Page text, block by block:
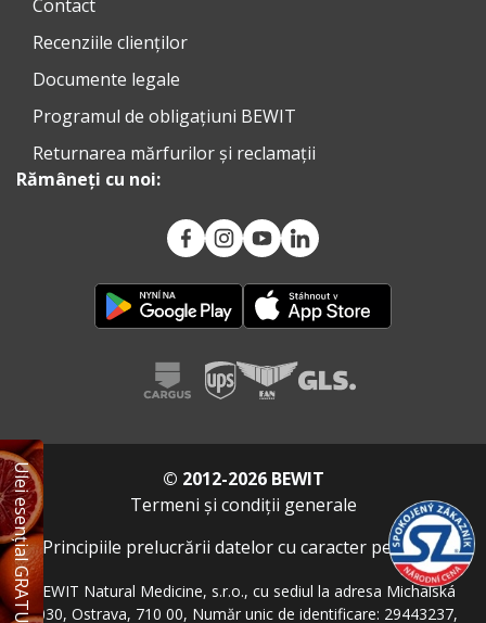
Ulei esențial GRATUIT
Contact
Recenziile clienților
Documente legale
Programul de obligațiuni BEWIT
Returnarea mărfurilor și reclamații
Rămâneți cu noi:
© 2012-2026 BEWIT
Termeni și condiții generale
Principiile prelucrării datelor cu caracter personal
BEWIT Natural Medicine, s.r.o., cu sediul la adresa Michalská
2030, Ostrava, 710 00, Număr unic de identificare: 29443237,